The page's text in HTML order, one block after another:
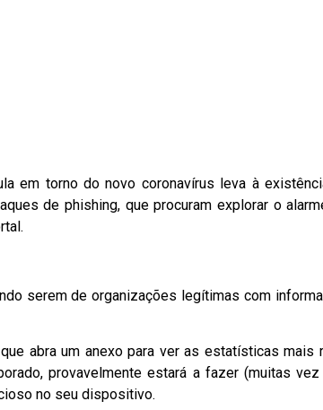
em torno do novo coronavírus leva à
de phishing, que procuram explorar o
serem de organizações legítimas com
abra um anexo para ver as estatísticas mais
provavelmente estará a fazer (muitas
no seu dispositivo.